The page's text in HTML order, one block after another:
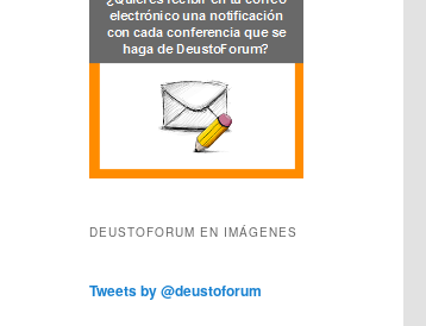
DEUSTOFORUM EN IMÁGENES
Tweets by @deustoforum